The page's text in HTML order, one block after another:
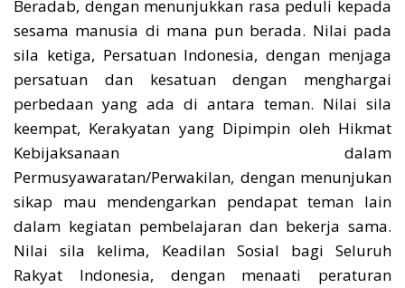
Beradab, dengan menunjukkan rasa peduli kepada
sesama manusia di mana pun berada. Nilai pada
sila ketiga, Persatuan Indonesia, dengan menjaga
persatuan dan kesatuan dengan menghargai
perbedaan yang ada di antara teman. Nilai sila
keempat, Kerakyatan yang Dipimpin oleh Hikmat
Kebijaksanaan dalam
Permusyawaratan/Perwakilan, dengan menunjukan
sikap mau mendengarkan pendapat teman lain
dalam kegiatan pembelajaran dan bekerja sama.
Nilai sila kelima, Keadilan Sosial bagi Seluruh
Rakyat Indonesia, dengan menaati peraturan